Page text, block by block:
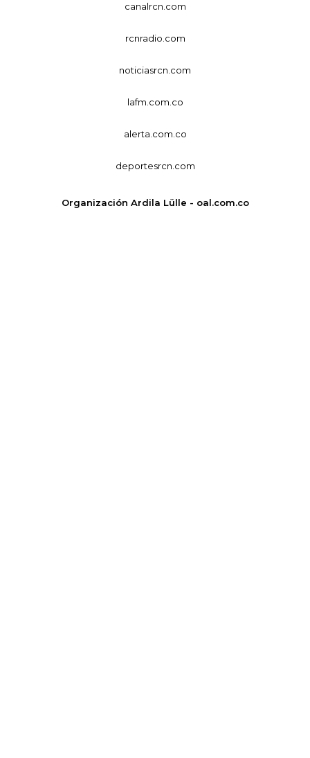
canalrcn.com
rcnradio.com
noticiasrcn.com
lafm.com.co
alerta.com.co
deportesrcn.com
Organización Ardila Lülle - oal.com.co